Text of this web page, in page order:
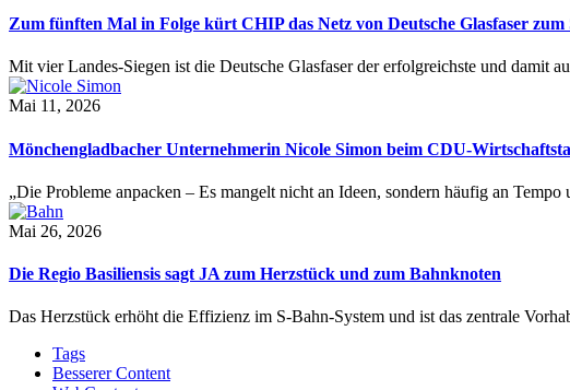
Zum fünften Mal in Folge kürt CHIP das Netz von Deutsche Glasfaser zum
Mit vier Landes-Siegen ist die Deutsche Glasfaser der erfolgreichste und damit
Mai 11, 2026
Mönchengladbacher Unternehmerin Nicole Simon beim CDU-
„Die Probleme anpacken – Es mangelt nicht an Ideen, sondern häufig an
Mai 26, 2026
Die Regio Basiliensis sagt JA zum Herzstück und zum Bahnknoten
Das Herzstück erhöht die Effizienz im S-Bahn-System und ist das zentrale
Tags
Besserer Content